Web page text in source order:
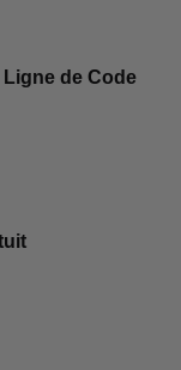
de Code